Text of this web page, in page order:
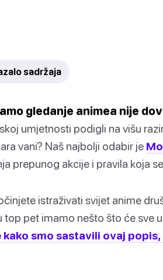
sadržaja
gledanje animea nije
umjetnosti podigli na višu
vani? Naš najbolji odabir je
prepunog akcije i pravila koja
istraživati svijet anime
top pet imamo nešto što će sve
kako smo sastavili ovaj